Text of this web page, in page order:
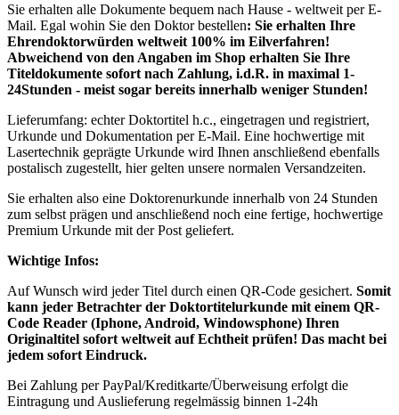
Sie erhalten alle Dokumente bequem nach Hause - weltweit per E-
Mail. Egal wohin Sie den Doktor bestellen: Sie erhalten Ihre
Ehrendoktorwürden weltweit 100% im Eilverfahren!
Abweichend von den Angaben im Shop erhalten Sie Ihre
Titeldokumente sofort nach Zahlung, i.d.R. in maximal 1-
24Stunden - meist sogar bereits innerhalb weniger Stunden!
Lieferumfang: echter Doktortitel h.c., eingetragen und registriert,
Urkunde und Dokumentation per E-Mail. Eine hochwertige mit
Lasertechnik geprägte Urkunde wird Ihnen anschließend ebenfalls
postalisch zugestellt, hier gelten unsere normalen Versandzeiten.
Sie erhalten also eine Doktorenurkunde innerhalb von 24 Stunden
zum selbst prägen und anschließend noch eine fertige, hochwertige
Premium Urkunde mit der Post geliefert.
Wichtige Infos:
Auf Wunsch wird jeder Titel durch einen QR-Code gesichert. Somit
kann jeder Betrachter der Doktortitelurkunde mit einem QR-
Code Reader (Iphone, Android, Windowsphone) Ihren
Originaltitel sofort weltweit auf Echtheit prüfen! Das macht bei
jedem sofort Eindruck.
Bei Zahlung per PayPal/Kreditkarte/Überweisung erfolgt die
Eintragung und Auslieferung regelmässig binnen 1-24h